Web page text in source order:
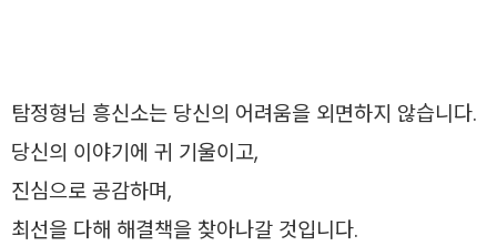
탐정형님 흥신소는 당신의 어려움을 외면하지 않습니다.
당신의 이야기에 귀 기울이고,
진심으로 공감하며,
최선을 다해 해결책을 찾아나갈 것입니다.